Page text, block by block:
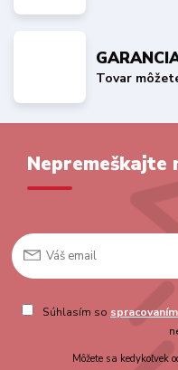
Tovar
Nepremeškajte
Súhlasím so
Môžete sa